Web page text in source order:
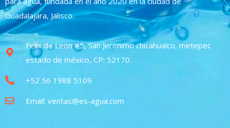
Guadalajara, Jalisco.
Felix de Leon #5, San Jeronimo chicahualco, metepec
estado de méxico, CP: 52170
+52 56 1988 5109
Email: ventas@es-agua.com